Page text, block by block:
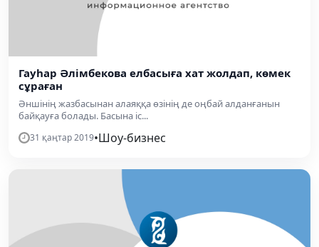
Гауһар Әлімбекова елбасыға хат жолдап, көмек
сұраған
Әншінің жазбасынан алаяққа өзінің де оңбай алданғанын
байқауға болады. Басына іс...
31 қаңтар 2019•Шоу-бизнес